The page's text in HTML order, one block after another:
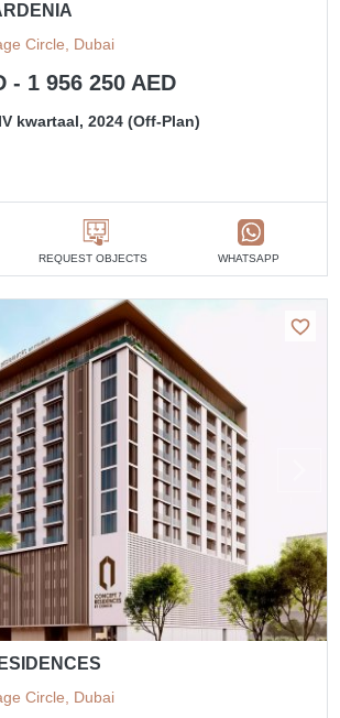
Circle, Dubai
- 1 956 250 AED
IV kwartaal, 2024 (Off-Plan)
REQUEST OBJECTS WHATSAPP
Circle, Dubai